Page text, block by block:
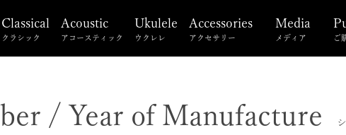
Classical
クラシック
Acoustic
アコースティック
Ukulele
ウクレレ
Accessories
アクセサリー
Media
メディア ご
/ Year of Manufacture